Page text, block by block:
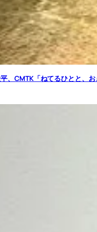
、CMTK「ねてるひとと、